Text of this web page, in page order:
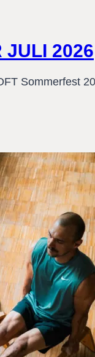
JULI 2026
Sommerfest